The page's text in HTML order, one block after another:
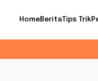
HomeBeritaTips Trik
Ingin